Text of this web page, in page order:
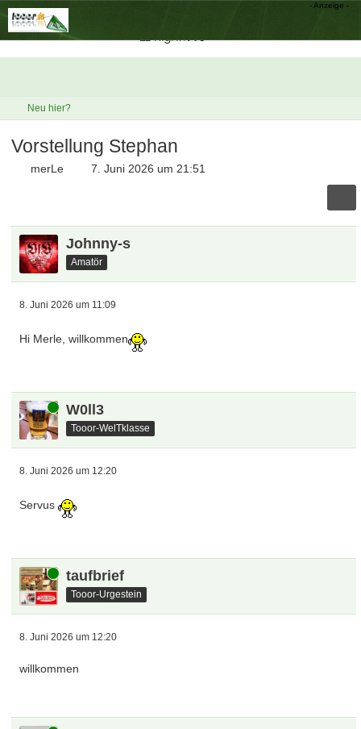
Neu hier?
Vorstellung Stephan
merLe 7. Juni 2026 um 21:51
Johnny-s
Amatör
8. Juni 2026 um 11:09
Hi Merle, willkommen
Online W0ll3
Tooor-WelTklasse
8. Juni 2026 um 12:20
Servus
Online taufbrief
Tooor-Urgestein
8. Juni 2026 um 12:20
willkommen